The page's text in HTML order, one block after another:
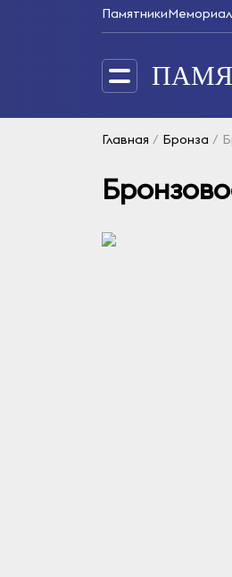
Памятники
Главная / Бронза /